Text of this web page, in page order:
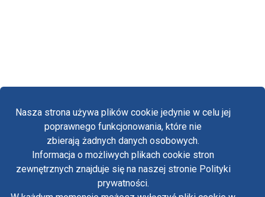
Nasza strona używa plików cookie jedynie w celu jej
poprawnego funkcjonowania, które nie
zbierają żadnych danych osobowych.
Informacja o możliwych plikach cookie stron
zewnętrznych znajduje się na naszej stronie Polityki
prywatności.